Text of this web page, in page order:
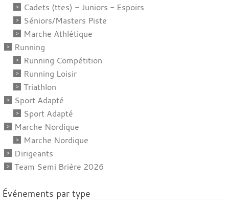
Cadets (ttes) - Juniors - Espoirs
Séniors/Masters Piste
Marche Athlétique
Running
Running Compétition
Running Loisir
Triathlon
Sport Adapté
Sport Adapté
Marche Nordique
Marche Nordique
Dirigeants
Team Semi Brière 2026
Événements par type